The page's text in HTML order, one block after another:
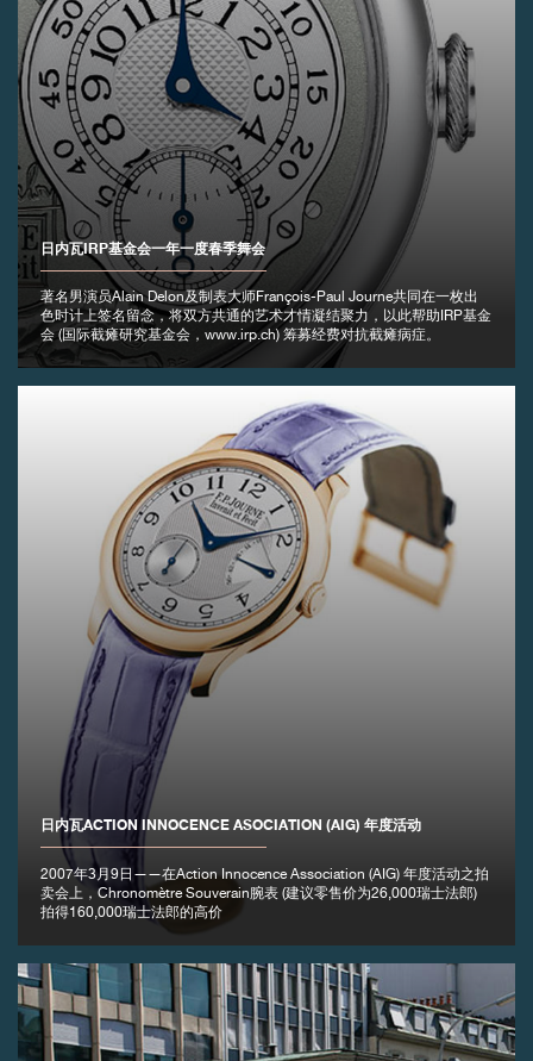
日内瓦IRP基金会一年一度春季舞会
著名男演员Alain Delon及制表大师François-Paul Journe共同在一枚出
色时计上签名留念，将双方共通的艺术才情凝结聚力，以此帮助IRP基金
会 (国际截瘫研究基金会，www.irp.ch) 筹募经费对抗截瘫病症。
日内瓦ACTION INNOCENCE ASOCIATION (AIG) 年度活动
2007年3月9日——在Action Innocence Association (AIG) 年度活动之拍
卖会上，Chronomètre Souverain腕表 (建议零售价为26,000瑞士法郎)
拍得160,000瑞士法郎的高价
伪冒品
伪冒品
伪冒品
伪冒品
伪冒品